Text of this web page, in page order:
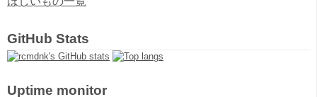
GitHub Stats
Uptime monitor